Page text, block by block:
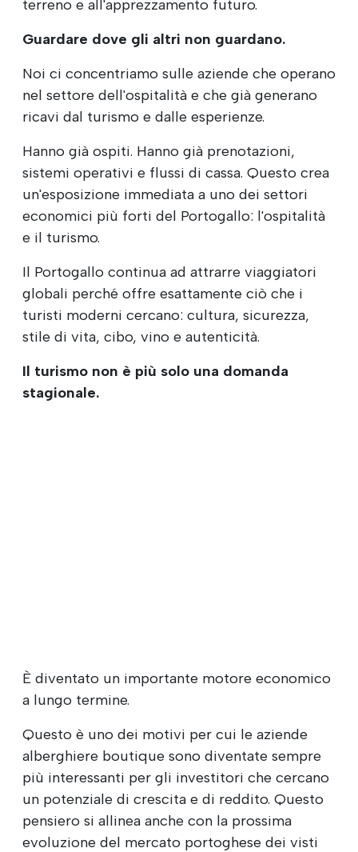
terreno e all'apprezzamento futuro.
Guardare dove gli altri non guardano.
Noi ci concentriamo sulle aziende che operano
nel settore dell'ospitalità e che già generano
ricavi dal turismo e dalle esperienze.
Hanno già ospiti. Hanno già prenotazioni,
sistemi operativi e flussi di cassa. Questo crea
un'esposizione immediata a uno dei settori
economici più forti del Portogallo: l'ospitalità
e il turismo.
Il Portogallo continua ad attrarre viaggiatori
globali perché offre esattamente ciò che i
turisti moderni cercano: cultura, sicurezza,
stile di vita, cibo, vino e autenticità.
Il turismo non è più solo una domanda
stagionale.
È diventato un importante motore economico
a lungo termine.
Questo è uno dei motivi per cui le aziende
alberghiere boutique sono diventate sempre
più interessanti per gli investitori che cercano
un potenziale di crescita e di reddito. Questo
pensiero si allinea anche con la prossima
evoluzione del mercato portoghese dei visti